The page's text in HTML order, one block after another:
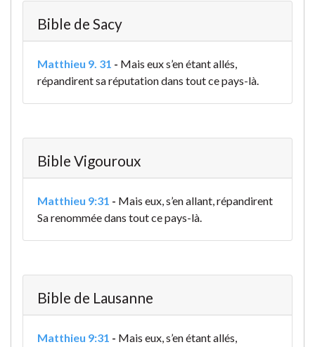
Bible de Sacy
Matthieu 9. 31 - Mais eux s’en étant allés,
répandirent sa réputation dans tout ce pays-là.
Bible Vigouroux
Matthieu 9:31 - Mais eux, s’en allant, répandirent
Sa renommée dans tout ce pays-là.
Bible de Lausanne
Matthieu 9:31 - Mais eux, s’en étant allés,